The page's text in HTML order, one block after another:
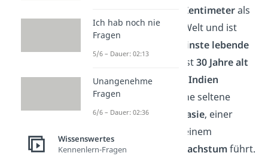
62,8 Zentimeterals
diekleinste Frau
der Welt und ist
kleinste lebende
der Welt. Sie ist30 Jahre alt
und wurde in Nagpur,Indien
geboren. Amge hat eine seltene
Form vonAchondroplasie, einer
Gen-Mutation, die zu einem
verkürzten Knochenwachstumführt.
Ich hab noch nie
Fragen
5/6 – Dauer: 02:13
Unangenehme
Fragen
6/6 – Dauer: 02:36
Wissenswertes
Kennenlern-Fragen